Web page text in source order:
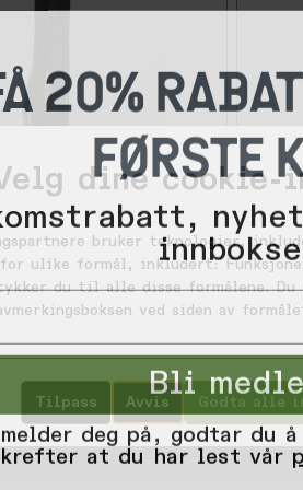
Black
149,-
299,-
-
3
%
Nite
Gear
Black,
dine
bruker teknologier,
for ulike formål, inkludert:
du til alle disse formålene. Du
ved siden av
Avvis
Tilpass Godta alle
20%
FØRSTE
Bli
deg på, godtar du
at du har lest vår